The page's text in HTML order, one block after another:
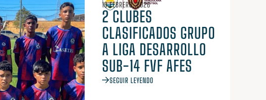
19 FEBRERO, 2026
2 CLUBES
CLASIFICADOS GRUPO
A LIGA DESARROLLO
SUB-14 FVF AFES
SEGUIR LEYENDO